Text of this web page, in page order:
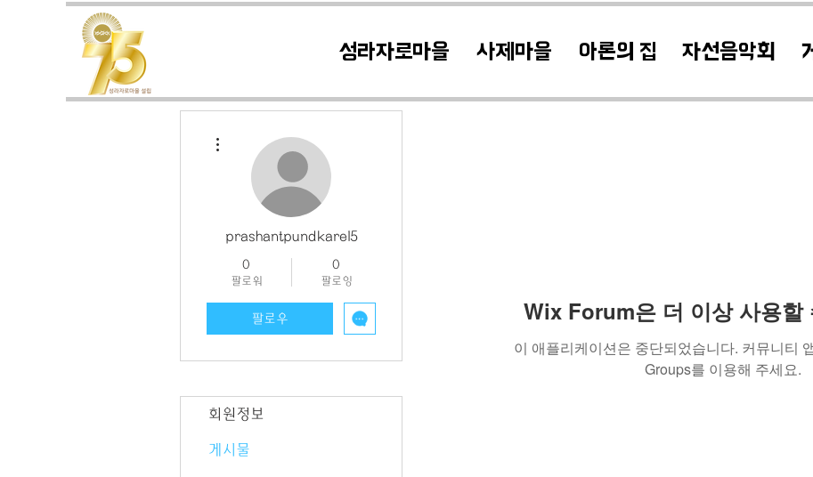
성라자로마을 사제마을 아론의 집 자선음악회
prashantpundkare15
0
팔로워
0
팔로잉
팔로우
회원정보
게시물
Wix Forum은 더 이상 사용할
이 애플리케이션은 중단되었습니다. 커뮤니티
Groups를 이용해 주세요.